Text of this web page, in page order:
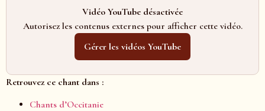
Vidéo YouTube désactivée
Autorisez les contenus externes pour afficher cette vidéo.
Gérer les vidéos YouTube
Retrouvez ce chant dans :
Chants d’Occitanie